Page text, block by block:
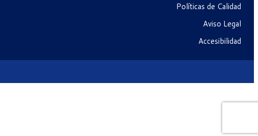
Políticas de Calidad
Aviso Legal
Accesibilidad